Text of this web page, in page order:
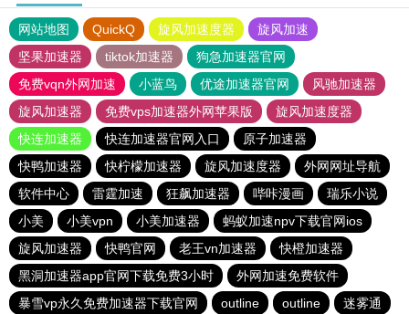
网站地图 QuickQ 旋风加速度器
旋风加速
坚果加速器
tiktok加速器
狗急加速器官网
免费vqn外网加速
小蓝鸟 优途加速器官网
风驰加速器
旋风加速器
免费vps加速器外网苹果版
旋风加速度器
快连加速器
快连加速器官网入口
原子加速器
快鸭加速器
快柠檬加速器 旋风加速度器
外网网址导航
软件中心
雷霆加速 狂飙加速器 哔咔漫画
瑞乐小说
小美
小美vpn 小美加速器
蚂蚁加速npv下载官网ios
旋风加速器
快鸭官网 老王vn加速器
快橙加速器
黑洞加速器app官网下载免费3小时
外网加速免费软件
暴雪vp永久免费加速器下载官网
outline outline 迷雾通